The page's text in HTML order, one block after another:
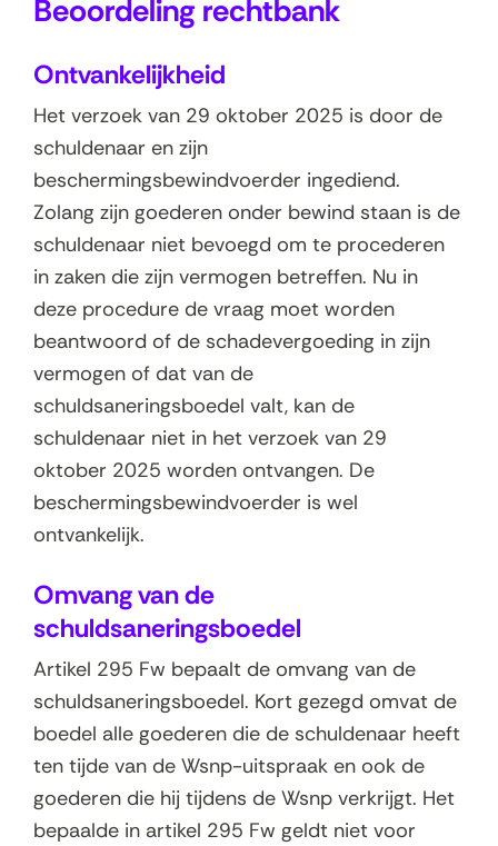
Beoordeling rechtbank
Ontvankelijkheid
Het verzoek van 29 oktober 2025 is door de
schuldenaar en zijn
beschermingsbewindvoerder ingediend.
Zolang zijn goederen onder bewind staan is de
schuldenaar niet bevoegd om te procederen
in zaken die zijn vermogen betreffen. Nu in
deze procedure de vraag moet worden
beantwoord of de schadevergoeding in zijn
vermogen of dat van de
schuldsaneringsboedel valt, kan de
schuldenaar niet in het verzoek van 29
oktober 2025 worden ontvangen. De
beschermingsbewindvoerder is wel
ontvankelijk.
Omvang van de
schuldsaneringsboedel
Artikel 295 Fw bepaalt de omvang van de
schuldsaneringsboedel. Kort gezegd omvat de
boedel alle goederen die de schuldenaar heeft
ten tijde van de Wsnp-uitspraak en ook de
goederen die hij tijdens de Wsnp verkrijgt. Het
bepaalde in artikel 295 Fw geldt niet voor